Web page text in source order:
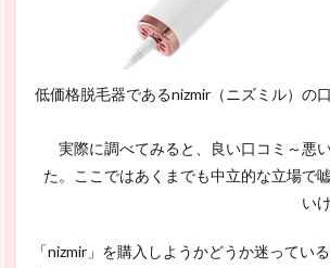
低価格脱毛器であるnizmir（ニズミル）の
実際に調べてみると、良い口コミ～悪
た。ここではあくまでも中立的な立場で
い
「nizmir」を購入しようかどうか迷ってい